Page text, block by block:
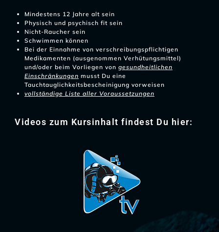
Mindestens 12 Jahre alt sein
Physisch und psychisch fit sein
Nicht-Raucher sein
Schwimmen können
Bei der Einnahme von verschreibungspflichtigen
Medikamenten (ausgenommen Verhütungsmittel)
und/oder beim Vorliegen von gesundheitlichen
Einschränkungen musst Du eine
Tauchtauglichkeitsbescheinigung vorweisen
vollständige Liste aller Voraussetzungen
Videos zum Kursinhalt findest Du hier: